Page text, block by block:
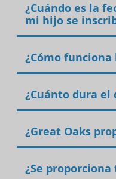
¿Cuándo es la
mi hijo se
¿Cómo
¿Cuánto dura el
¿Great Oaks
¿Se